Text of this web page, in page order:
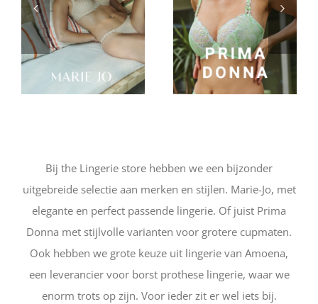
Bij the Lingerie store hebben we een bijzonder
uitgebreide selectie aan merken en stijlen. Marie-Jo, met
elegante en perfect passende lingerie. Of juist Prima
Donna met stijlvolle varianten voor grotere cupmaten.
Ook hebben we grote keuze uit lingerie van Amoena,
een leverancier voor borst prothese lingerie, waar we
enorm trots op zijn. Voor ieder zit er wel iets bij.